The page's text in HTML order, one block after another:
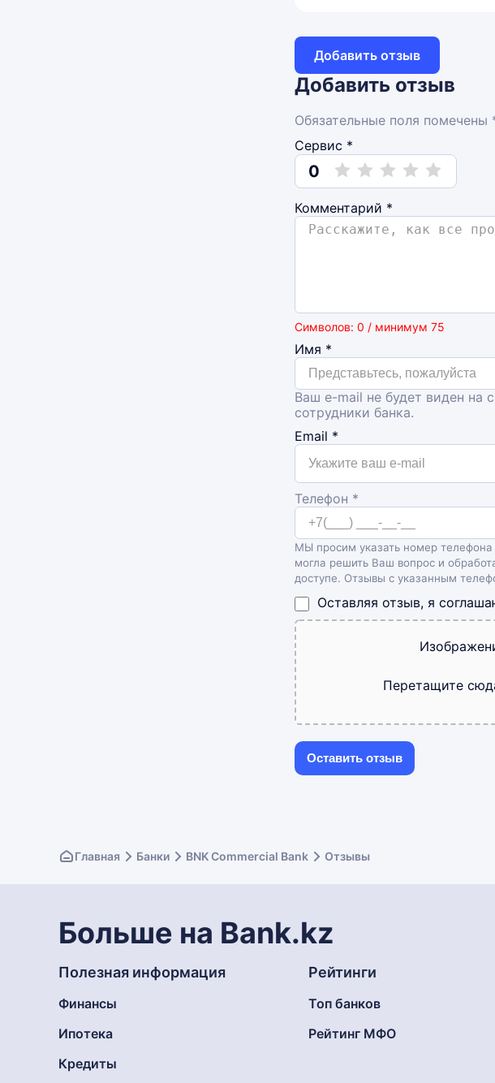
Добавить отзыв
Добавить отзыв
Обязательные поля помечены
Сервис *
0
Комментарий *
Символов: 0 / минимум 75
Имя *
Ваш e-mail не будет виден на
сотрудники банка.
Email *
Телефон *
МЫ просим указать номер телефона
могла решить Ваш вопрос и
доступе. Отзывы с указанным
Оставляя отзыв, я
Перетащите
Главная Банки BNK Commercial Bank Отзывы
Больше на Bank.kz
Полезная информация
Финансы
Ипотека
Кредиты
Рейтинги
Топ банков
Рейтинг МФО